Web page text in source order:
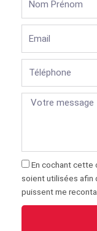
Prénom
En cochant cette
soient utilisées afin
puissent me